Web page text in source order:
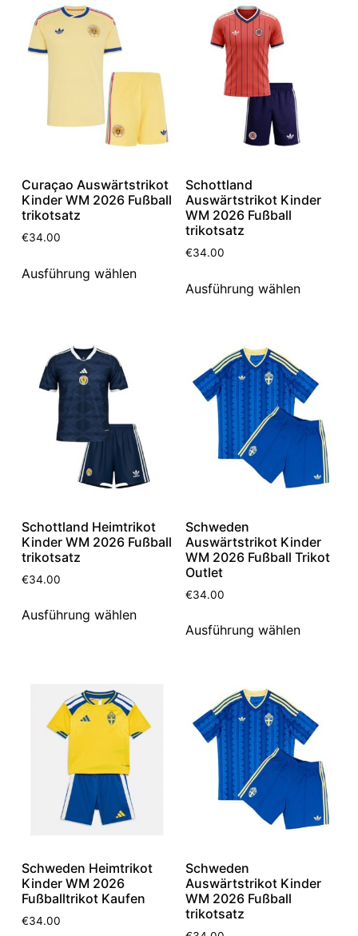
Curaçao Auswärtstrikot
Kinder WM 2026 Fußball
trikotsatz
€34.00
Ausführung wählen
Schottland
Auswärtstrikot Kinder
WM 2026 Fußball
trikotsatz
€34.00
Ausführung wählen
Schottland Heimtrikot
Kinder WM 2026 Fußball
trikotsatz
€34.00
Ausführung wählen
Schweden
Auswärtstrikot Kinder
WM 2026 Fußball Trikot
Outlet
€34.00
Ausführung wählen
Schweden Heimtrikot
Kinder WM 2026
Fußballtrikot Kaufen
€34.00
Schweden
Auswärtstrikot Kinder
WM 2026 Fußball
trikotsatz